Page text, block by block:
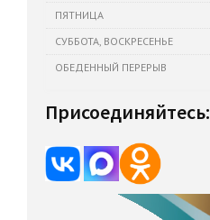
ПЯТНИЦА
СУББОТА, ВОСКРЕСЕНЬЕ
ОБЕДЕННЫЙ ПЕРЕРЫВ
Присоединяйтесь: